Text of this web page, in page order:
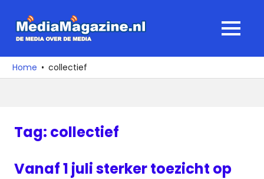
naar
media
over
MENU
Home collectief
Tag: collectief
Vanaf 1 juli sterker toezicht op